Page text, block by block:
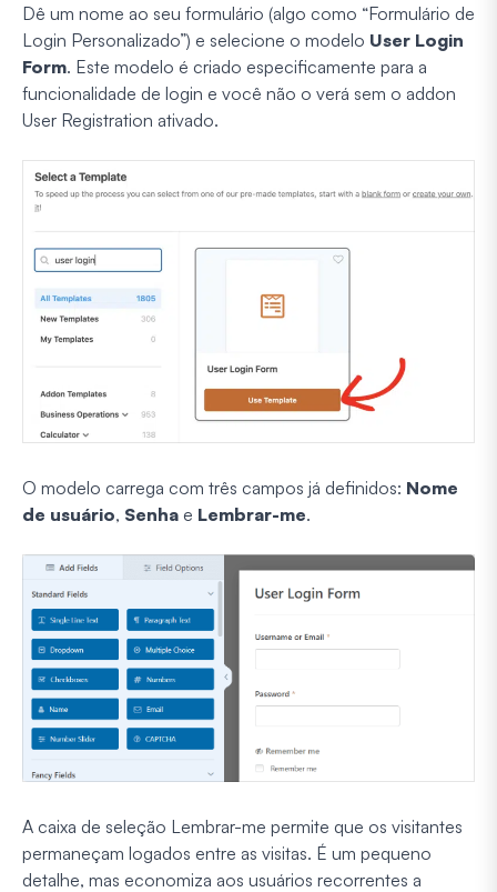
Dê um nome ao seu formulário (algo como “Formulário de
Login Personalizado”) e selecione o modelo User Login
Form. Este modelo é criado especificamente para a
funcionalidade de login e você não o verá sem o addon
User Registration ativado.
O modelo carrega com três campos já definidos: Nome
de usuário, Senha e Lembrar-me.
A caixa de seleção Lembrar-me permite que os visitantes
permaneçam logados entre as visitas. É um pequeno
detalhe, mas economiza aos usuários recorrentes a